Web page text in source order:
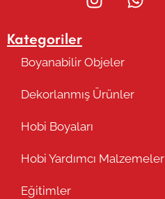
Kategoriler
Boyanabilir Objeler
Dekorlanmış Ürünler
Hobi Boyaları
Hobi Yardımcı Malzemeler
Eğitimler